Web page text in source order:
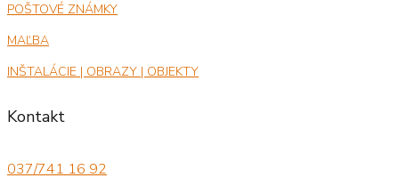
POŠTOVÉ ZNÁMKY
MAĽBA
INŠTALÁCIE | OBRAZY | OBJEKTY
Kontakt
037/741 16 92